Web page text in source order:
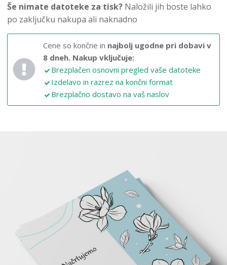
Še nimate datoteke za tisk? Naložili jih boste lahko
po zaključku nakupa ali naknadno
Cene so končne in najbolj ugodne pri dobavi v
8 dneh. Nakup vključuje:
Brezplačen osnovni pregled vaše datoteke
Izdelavo in razrez na končni format
Brezplačno dostavo na vaš naslov